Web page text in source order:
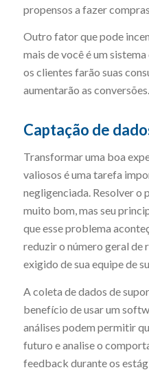
propensos a fazer
Outro fator que pode
mais de você é um
os clientes farão suas
aumentarão as conversões.
Captação de
Transformar uma boa
valiosos é uma tarefa
negligenciada. Resolver o
muito bom, mas seu
que esse problema
reduzir o número geral de
exigido de sua equipe de
A coleta de dados de
benefício de usar um
análises podem permitir
futuro e analise o
feedback durante os